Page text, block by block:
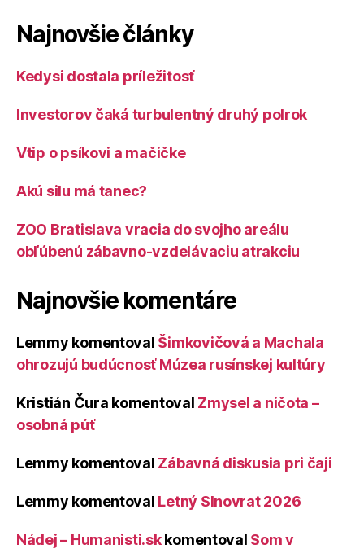
Najnovšie články
Kedysi dostala príležitosť
Investorov čaká turbulentný druhý polrok
Vtip o psíkovi a mačičke
Akú silu má tanec?
ZOO Bratislava vracia do svojho areálu
obľúbenú zábavno-vzdelávaciu atrakciu
Najnovšie komentáre
Lemmy komentoval Šimkovičová a Machala
ohrozujú budúcnosť Múzea rusínskej kultúry
Kristián Čura komentoval Zmysel a ničota –
osobná púť
Lemmy komentoval Zábavná diskusia pri čaji
Lemmy komentoval Letný Slnovrat 2026
Nádej – Humanisti.skkomentoval Som v